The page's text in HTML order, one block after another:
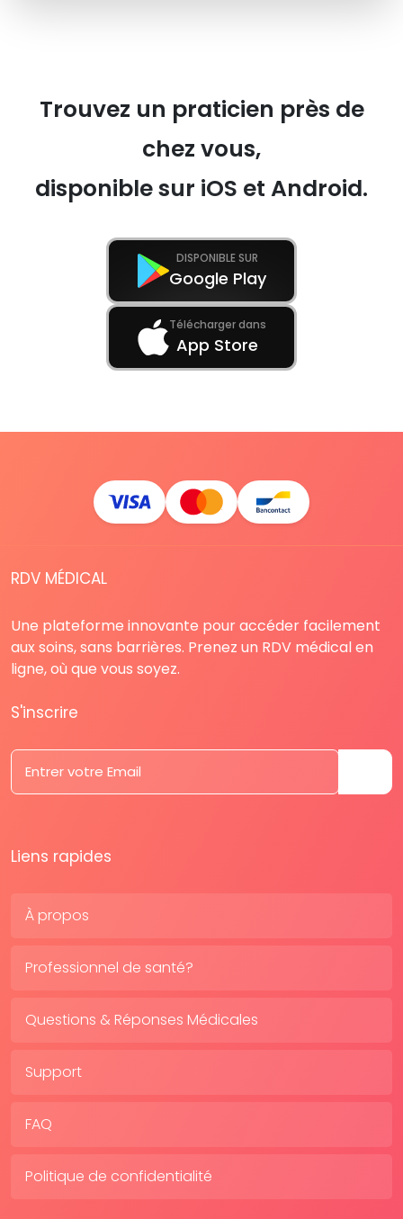
Trouvez un praticien près de
chez vous,
disponible sur iOS et Android.
DISPONIBLE SUR
Google Play
Télécharger dans
App Store
RDV MÉDICAL
Une plateforme innovante pour accéder facilement
aux soins, sans barrières. Prenez un RDV médical en
ligne, où que vous soyez.
S'inscrire
Liens rapides
À propos
Professionnel de santé?
Questions & Réponses Médicales
Support
FAQ
Politique de confidentialité